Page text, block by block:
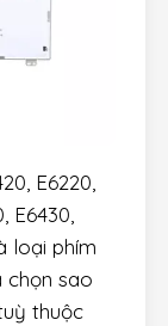
E6220,
E6430,
loại phím
chọn sao
thuộc